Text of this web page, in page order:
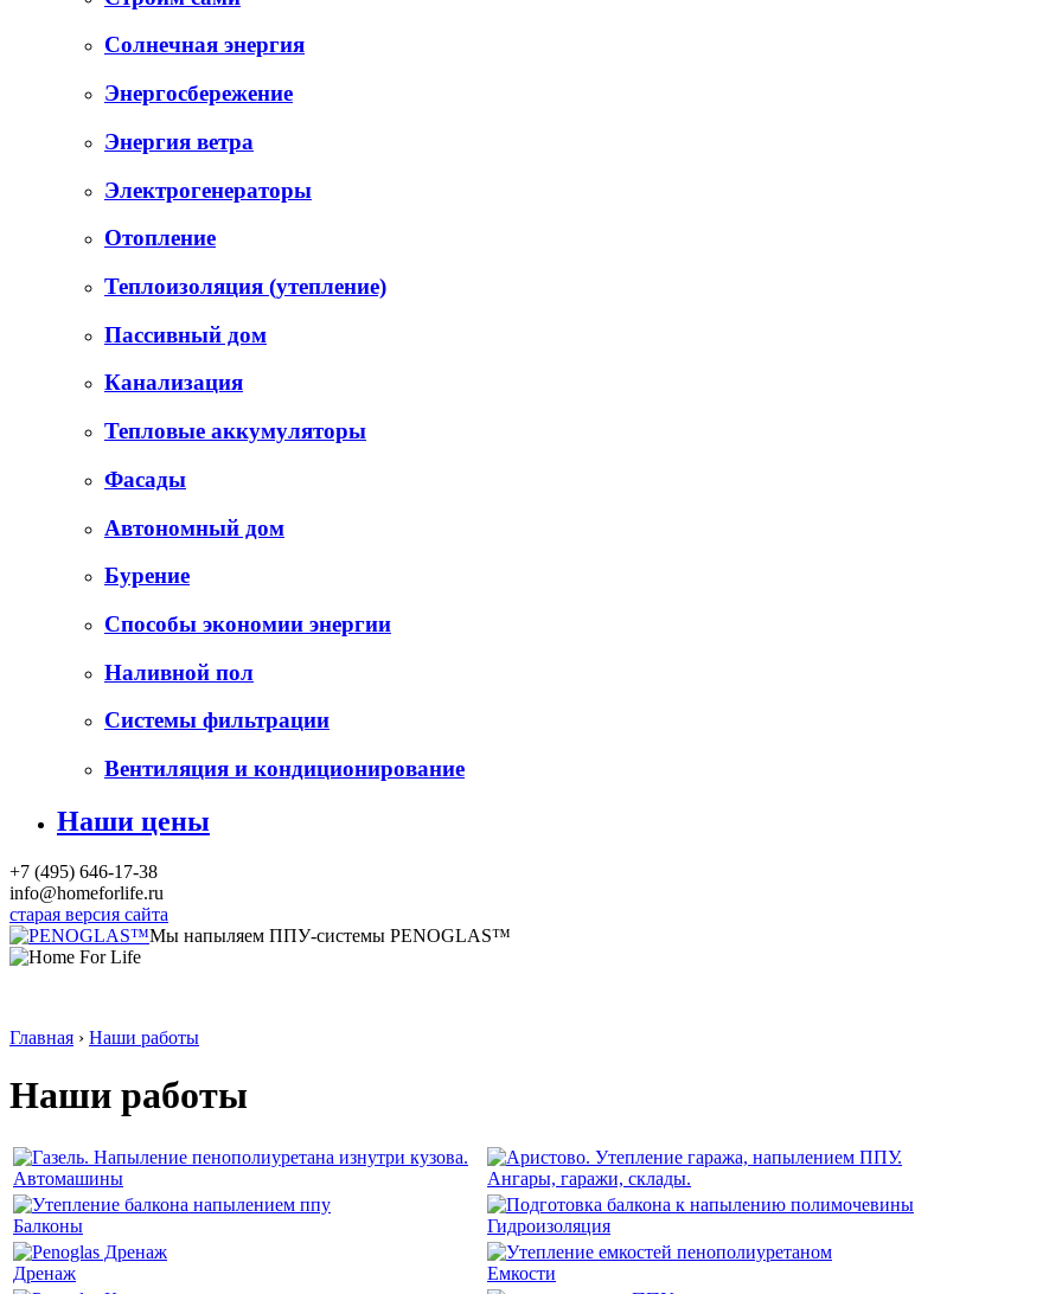
Солнечная энергия
Энергосбережение
Энергия ветра
Электрогенераторы
Отопление
Теплоизоляция (утепление)
Пассивный дом
Канализация
Тепловые аккумуляторы
Фасады
Автономный дом
Бурение
Способы экономии энергии
Наливной пол
Системы фильтрации
Вентиляция и кондиционирование
Наши цены
+7 (495) 646-17-38
info@homeforlife.ru
старая версия сайта
Мы напыляем ППУ-системы PENOGLAS™
Главная › Наши работы
Наши работы
Автомашины Ангары, гаражи, склады.
Балконы Гидроизоляция
Дренаж Емкости